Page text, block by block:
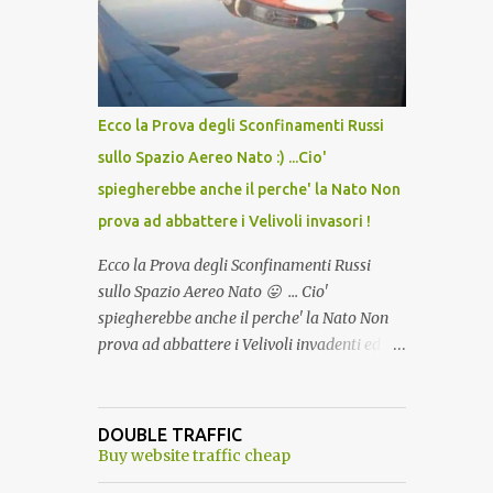
lo scopo della temperatura? Qualcuno a suo
tempo ribattezzo' il Vaccino come: l' Amaro
del Capo, era "spettacolare Ghiacciato, ma
andava bene anche, a Temperatura
Ambiente"! Riproponiamo l'articolo per NON
Ecco la Prova degli Sconfinamenti Russi
sullo Spazio Aereo Nato :) ...Cio'
spiegherebbe anche il perche' la Nato Non
prova ad abbattere i Velivoli invasori !
Ecco la Prova degli Sconfinamenti Russi
sullo Spazio Aereo Nato 😛 ... Cio'
spiegherebbe anche il perche' la Nato Non
prova ad abbattere i Velivoli invadenti ed
alcuna notizia di un'invasione dello spazio
aereo NATO da parte di un robot chiamato
DOUBLE TRAFFIC
Buy website traffic cheap